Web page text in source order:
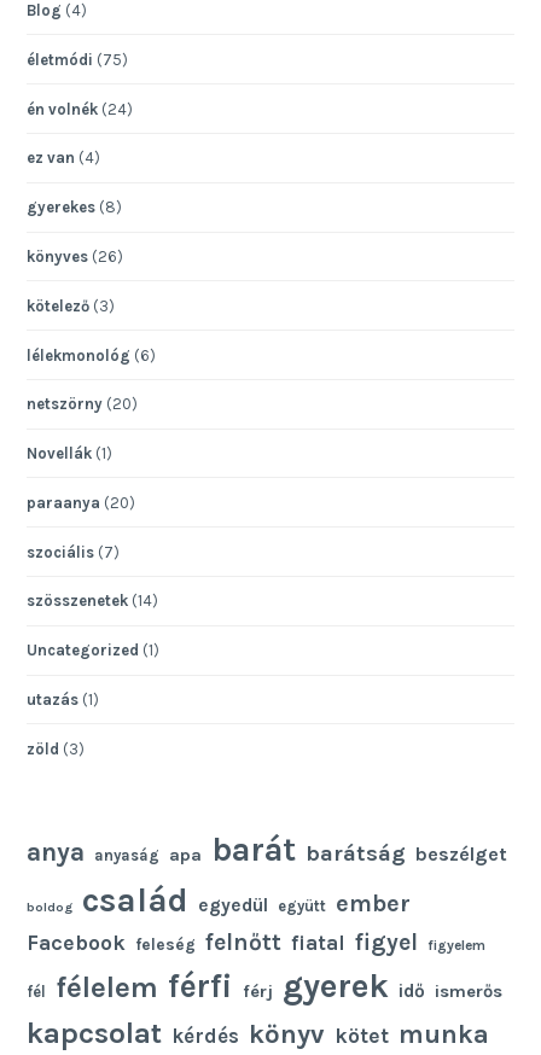
Blog (4)
életmódi (75)
én volnék (24)
ez van (4)
gyerekes (8)
könyves (26)
kötelező (3)
lélekmonológ (6)
netszörny (20)
Novellák (1)
paraanya (20)
szociális (7)
szösszenetek (14)
Uncategorized (1)
utazás (1)
zöld (3)
anya anyaság apa barát barátság beszélget
boldog család egyedül együtt ember
Facebook feleség felnőtt fiatal figyel figyelem
fél félelem férfi férj gyerek idő ismerős
kapcsolat kérdés könyv kötet munka